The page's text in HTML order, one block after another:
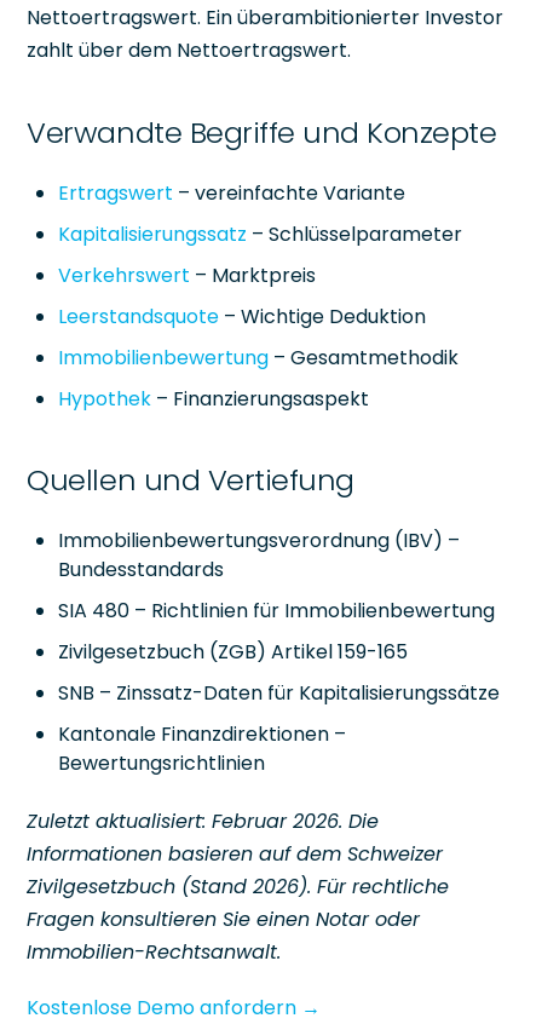
Nettoertragswert. Ein überambitionierter Investor
zahlt über dem Nettoertragswert.
Verwandte Begriffe und Konzepte
Ertragswert – vereinfachte Variante
Kapitalisierungssatz – Schlüsselparameter
Verkehrswert – Marktpreis
Leerstandsquote – Wichtige Deduktion
Immobilienbewertung – Gesamtmethodik
Hypothek – Finanzierungsaspekt
Quellen und Vertiefung
Immobilienbewertungsverordnung (IBV) –
Bundesstandards
SIA 480 – Richtlinien für Immobilienbewertung
Zivilgesetzbuch (ZGB) Artikel 159-165
SNB – Zinssatz-Daten für Kapitalisierungssätze
Kantonale Finanzdirektionen –
Bewertungsrichtlinien
Zuletzt aktualisiert: Februar 2026. Die
Informationen basieren auf dem Schweizer
Zivilgesetzbuch (Stand 2026). Für rechtliche
Fragen konsultieren Sie einen Notar oder
Immobilien-Rechtsanwalt.
Kostenlose Demo anfordern →